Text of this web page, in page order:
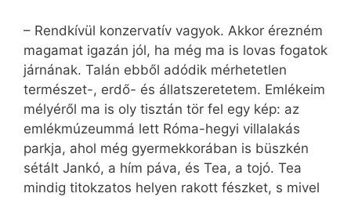
– Rendkívül konzervatív vagyok. Akkor érezném
magamat igazán jól, ha még ma is lovas fogatok
járnának. Talán ebből adódik mérhetetlen
természet-, erdő- és állatszeretetem. Emlékeim
mélyéről ma is oly tisztán tör fel egy kép: az
emlékmúzeummá lett Róma-hegyi villalakás
parkja, ahol még gyermekkorában is büszkén
sétált Jankó, a hím páva, és Tea, a tojó. Tea
mindig titokzatos helyen rakott fészket, s mivel